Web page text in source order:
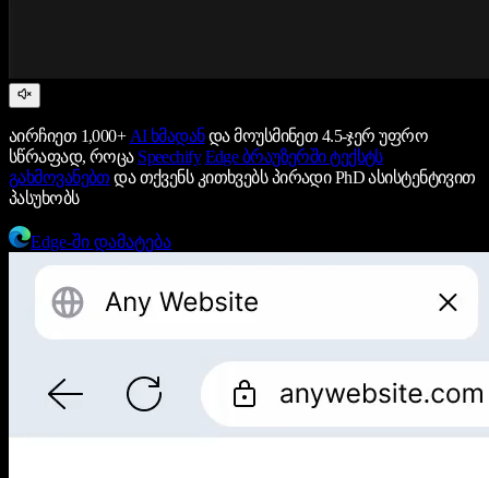
აირჩიეთ 1,000+ AI ხმადანდა მოუსმინეთ 4.5-ჯერ უფრო
სწრაფად, როცა Speechify Edge ბრაუზერში ტექსტს
გახმოვანებთ და თქვენს კითხვებს პირადი PhD ასისტენტივით
პასუხობს
Edge-ში დამატება